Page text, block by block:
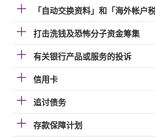
「自动交换资料」和「海外帐户
打击洗钱及恐怖分子资金筹集
有关银行产品或服务的投诉
信用卡
追讨债务
存款保障计划